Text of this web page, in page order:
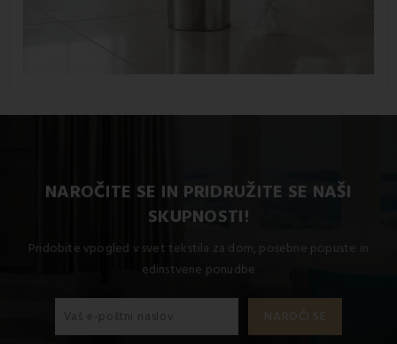
NAROČITE SE IN PRIDRUŽITE SE NAŠI
SKUPNOSTI!
Pridobite vpogled v svet tekstila za dom, posebne popuste in
edinstvene ponudbe